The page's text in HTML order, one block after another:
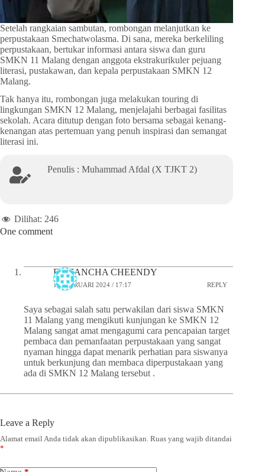
Setelah rangkaian sambutan, rombongan melanjutkan ke
perpustakaan Smechatwolasma. Di sana, mereka berkeliling
perpustakaan, bertukar informasi antara siswa dan guru
SMKN 11 Malang dengan anggota ekstrakurikuler pejuang
literasi, pustakawan, dan kepala perpustakaan SMKN 12
Malang.
Tak hanya itu, rombongan juga melakukan touring di
lingkungan SMKN 12 Malang, menjelajahi berbagai fasilitas
sekolah. Acara ditutup dengan foto bersama sebagai kenang-
kenangan atas pertemuan yang penuh inspirasi dan semangat
literasi ini.
Penulis : Muhammad Afdal (X TJKT 2)
Dilihat: 246
One comment
FEBIANCHA CHEENDY
16 FEBRUARI 2024 / 17:17 REPLY
Saya sebagai salah satu perwakilan dari siswa SMKN
11 Malang yang mengikuti kunjungan ke SMKN 12
Malang sangat amat mengagumi cara pencapaian target
pembaca dan pemanfaatan perpustakaan yang sangat
nyaman hingga dapat menarik perhatian para siswanya
untuk berkunjung dan membaca diperpustakaan yang
ada di SMKN 12 Malang tersebut .
Leave a Reply
Alamat email Anda tidak akan dipublikasikan. Ruas yang wajib ditandai
*